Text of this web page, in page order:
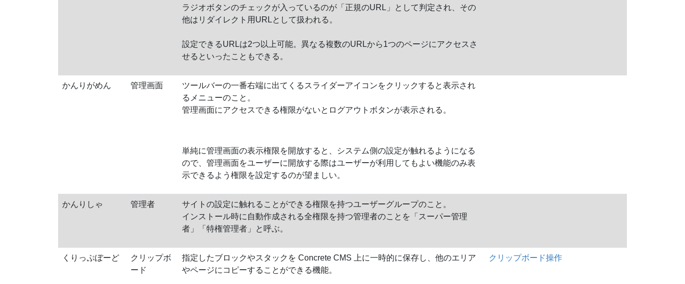
ラジオボタンのチェックが入っているのが「正規のURL」として判定され、その
他はリダイレクト用URLとして扱われる。
設定できるURLは2つ以上可能。異なる複数のURLから1つのページにアクセスさ
せるといったこともできる。
かんりがめん 管理画面
ツールバーの一番右端に出てくるスライダーアイコンをクリックすると表示され
るメニューのこと。
管理画面にアクセスできる権限がないとログアウトボタンが表示される。
単純に管理画面の表示権限を開放すると、システム側の設定が触れるようになる
ので、管理画面をユーザーに開放する際はユーザーが利用してもよい機能のみ表
示できるよう権限を設定するのが望ましい。
かんりしゃ 管理者
サイトの設定に触れることができる権限を持つユーザーグループのこと。
インストール時に自動作成される全権限を持つ管理者のことを「スーパー管理
者」「特権管理者」と呼ぶ。
くりっぷぼーど
クリップボ
ード
指定したブロックやスタックを Concrete CMS 上に一時的に保存し、他のエリア
やページにコピーすることができる機能。
クリップボード操作